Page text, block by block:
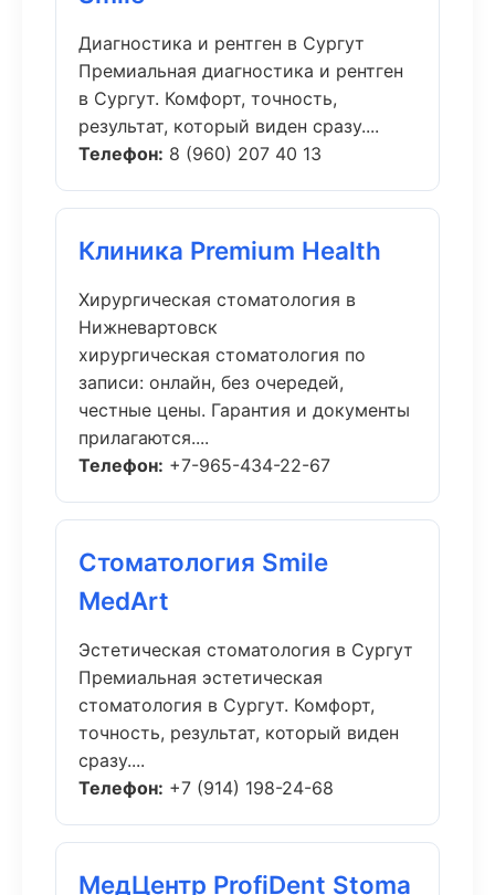
Диагностика и рентген в Сургут
Премиальная диагностика и рентген
в Сургут. Комфорт, точность,
результат, который виден сразу....
Телефон: 8 (960) 207 40 13
Клиника Premium Health
Хирургическая стоматология в
Нижневартовск
хирургическая стоматология по
записи: онлайн, без очередей,
честные цены. Гарантия и документы
прилагаются....
Телефон: +7-965-434-22-67
Стоматология Smile
MedArt
Эстетическая стоматология в Сургут
Премиальная эстетическая
стоматология в Сургут. Комфорт,
точность, результат, который виден
сразу....
Телефон: +7 (914) 198-24-68
МедЦентр ProfiDent Stoma